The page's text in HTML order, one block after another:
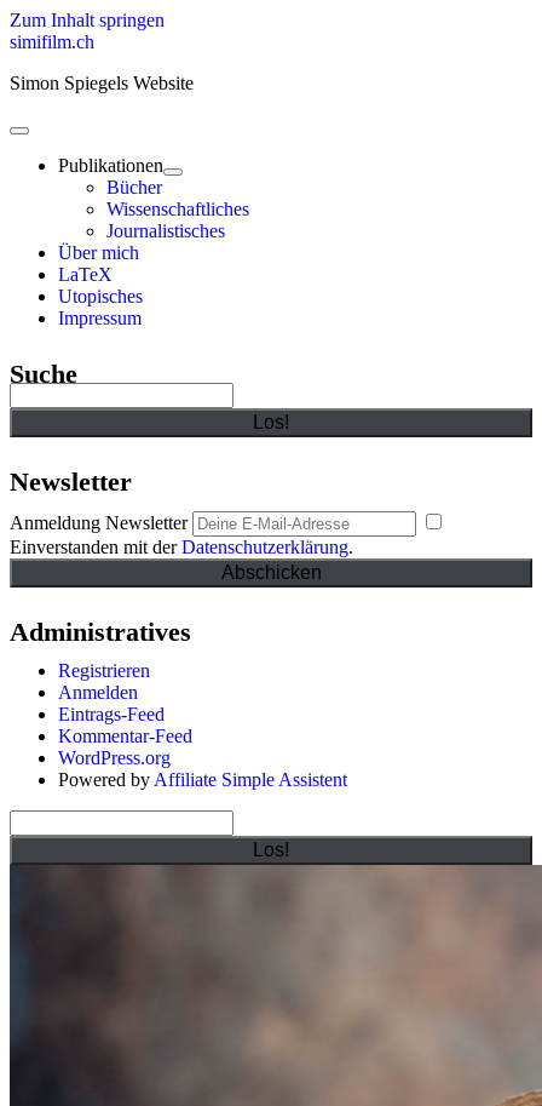
Zum Inhalt springen
simifilm.ch
Simon Spiegels Website
open
primary
menu Publikationen
open
child
menu
Bücher
Wissenschaftliches
Journalistisches
Über mich
LaTeX
Utopisches
Impressum
Sidebar
Suche
Newsletter
Anmeldung Newsletter
Einverstanden mit derDatenschutzerklärung.
Administratives
Registrieren
Anmelden
Eintrags-Feed
Kommentar-Feed
WordPress.org
Powered by Affiliate Simple Assistent